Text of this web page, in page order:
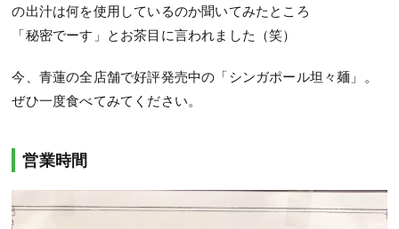
の出汁は何を使用しているのか聞いてみたところ
「秘密でーす」とお茶目に言われました（笑）
今、青蓮の全店舗で好評発売中の「シンガポール坦々麺」。
ぜひ一度食べてみてください。
営業時間